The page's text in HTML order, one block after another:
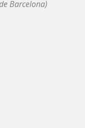
Barcelona)